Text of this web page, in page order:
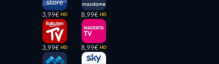
3,99€ HD
3,99€ HD
8,99€ HD
8,99€ HD